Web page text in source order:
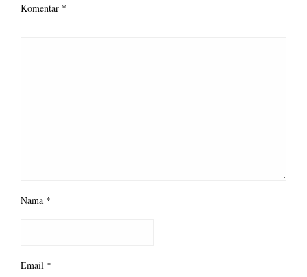
Komentar *
Nama *
Email *